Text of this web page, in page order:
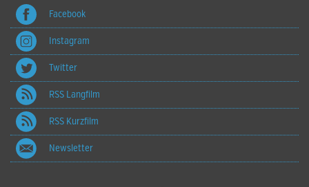
Facebook
Instagram
Twitter
RSS Langfilm
RSS Kurzfilm
Newsletter